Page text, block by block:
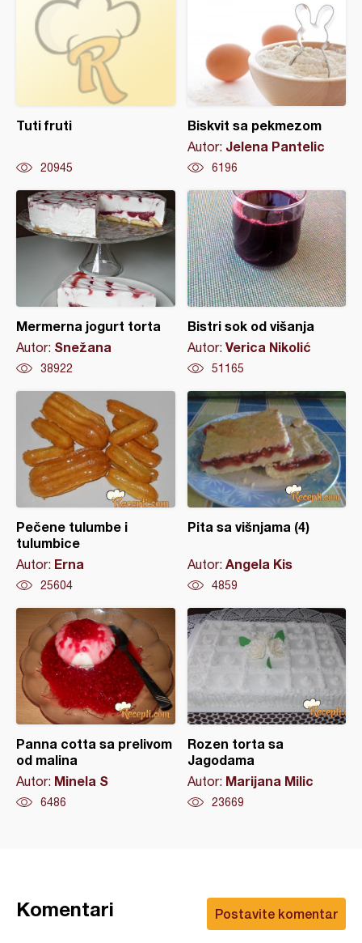
Tuti fruti
20945
Biskvit sa pekmezom
Autor: Jelena Pantelic
6196
Mermerna jogurt torta
Autor: Snežana
38922
Bistri sok od višanja
Autor: Verica Nikolić
51165
Pečene tulumbe i
tulumbice
Autor: Erna
25604
Pita sa višnjama (4)
Autor: Angela Kis
4859
Panna cotta sa prelivom
od malina
Autor: Minela S
6486
Rozen torta sa
Jagodama
Autor: Marijana Milic
23669
Postavite komentar
Komentari